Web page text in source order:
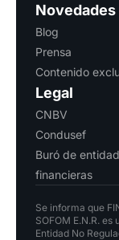
Novedades
Blog
Prensa
Contenido
Legal
CNBV
Condusef
Buró de
financieras
Se informa que
SOFOM E.N.R.
Entidad No